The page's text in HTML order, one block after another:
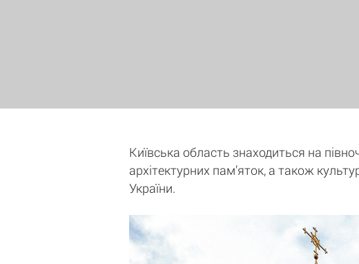
Київська область знаходиться на
архітектурних пам’яток, а також
України.